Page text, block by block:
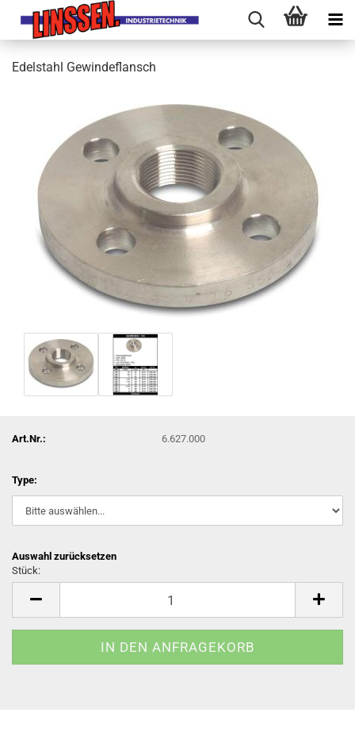
Edelstahl Gewindeflansch
Art.Nr.: 6.627.000
Type:
Auswahl zurücksetzen
Stück: